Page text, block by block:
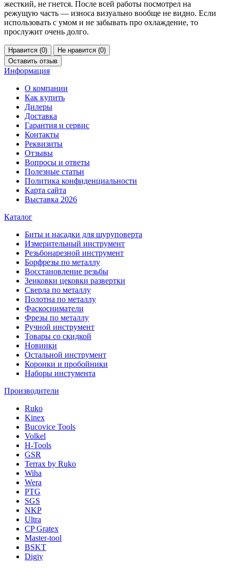
жесткий, не гнется. После всей работы посмотрел на
режущую часть — износа визуально вообще не видно. Если
использовать с умом и не забывать про охлаждение, то
прослужит очень долго.
Нравится (0) Не нравится (0)
Оставить отзыв
Информация
О компании
Как купить
Дилеры
Доставка
Гарантия и сервис
Контакты
Реквизиты
Отзывы
Вопросы и ответы
Полезные статьи
Политика конфиденциальности
Карта сайта
Выставка 2026
Каталог
Биты и насадки для шуруповерта
Измерительный инструмент
Резьбонарезной инструмент
Борфрезы по металлу
Восстановление резьбы
Зенковки цековки развертки
Сверла по металлу
Полотна по металлу
Фаскосниматели
Фрезы по металлу
Ручной инструмент
Товары со скидкой
Новинки
Остальной инструмент
Коронки и пробойники
Наборы инстумента
Производители
Ruko
Kinex
Bucovice Tools
Volkel
H-Tools
GSR
Terrax by Ruko
Wiha
Wera
PTG
SGS
NKP
Ultra
CP Gratex
Master-tool
BSKT
Digjy